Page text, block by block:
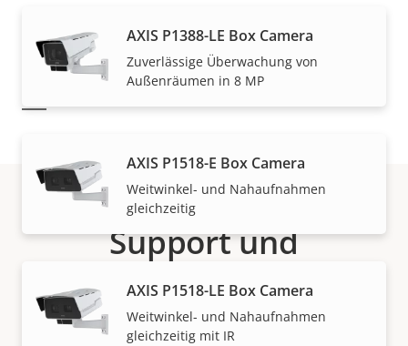
AXIS P1388-LE Box Camera
Zuverlässige Überwachung von
Außenräumen in 8 MP
AXIS P1518-E Box Camera
Weitwinkel- und Nahaufnahmen
gleichzeitig
AXIS P1518-LE Box Camera
Weitwinkel- und Nahaufnahmen
gleichzeitig mit IR
HINWEIS
Anweisungen zum Aktualisieren der Firmware finden Sie
Support und
Ressourcen
Benötigen Sie Informationen zu Produkten von Axis,